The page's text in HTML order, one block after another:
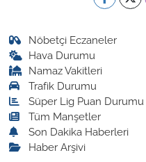
Nöbetçi Eczaneler
Hava Durumu
Namaz Vakitleri
Trafik Durumu
Süper Lig Puan
Tüm Manşetler
Son Dakika Haberleri
Haber Arşivi